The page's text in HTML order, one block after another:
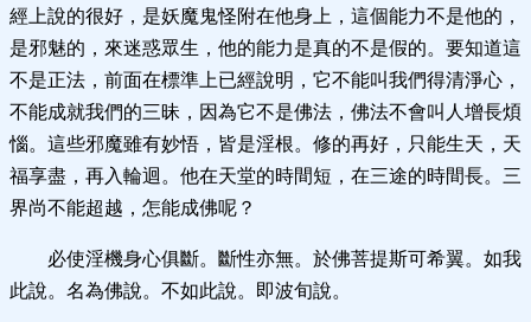
經上說的很好，是妖魔鬼怪附在他身上，這個能力不是他的，
是邪魅的，來迷惑眾生，他的能力是真的不是假的。要知道這
不是正法，前面在標準上已經說明，它不能叫我們得清淨心，
不能成就我們的三昧，因為它不是佛法，佛法不會叫人增長煩
惱。這些邪魔雖有妙悟，皆是淫根。修的再好，只能生天，天
福享盡，再入輪迴。他在天堂的時間短，在三途的時間長。三
界尚不能超越，怎能成佛呢？
必使淫機身心俱斷。斷性亦無。於佛菩提斯可希翼。如我
此說。名為佛說。不如此說。即波旬說。